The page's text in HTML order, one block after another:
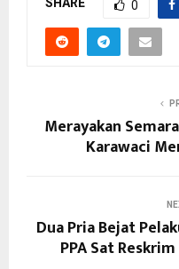
SHARE 0
Merayakan
Karawaci
Dua Pria Bejat
PPA Sat